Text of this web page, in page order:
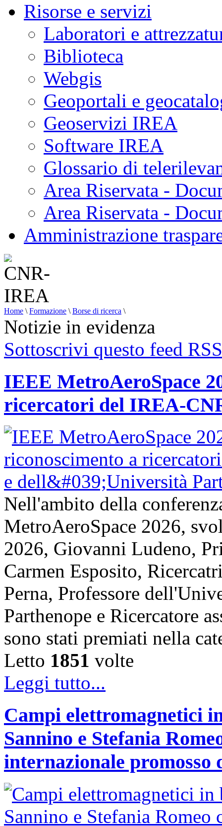
Risorse e servizi
Laboratori e
Biblioteca
Webgis
Geoportali e
Geoservizi IREA
Software IREA
Glossario di
Area Riservata -
Area Riservata -
Amministrazione
Home \ Formazione \ Borse di ricerca \
Notizie in evidenza
Sottoscrivi questo feed RSS
IEEE MetroAeroSpace
ricercatori del IREA-
Nell'ambito della
MetroAeroSpace 2026,
2026, Giovanni Ludeno,
Carmen Esposito,
Perna, Professore
Parthenope e Ricercatore
sono stati premiati nella
Letto 1851 volte
Leggi tutto...
Campi elettromagnetici
Sannino e Stefania
internazionale promosso